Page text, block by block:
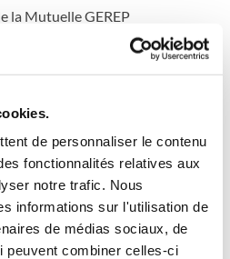
de personnaliser le contenu
fonctionnalités relatives aux
notre trafic. Nous
informations sur l'utilisation de
de médias sociaux, de
peuvent combiner celles-ci
la Mutuelle GEREP
Décès, déménagement,
année anniversaire des 20
l’abonnement aux transports